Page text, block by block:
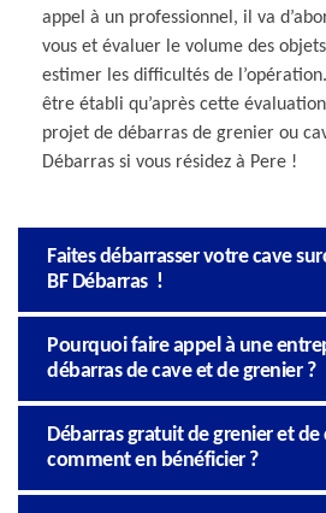
appel à un professionnel, il va
vous et évaluer le volume des
estimer les difficultés de
être établi qu’après cette
projet de débarras de grenier ou
Débarras si vous résidez à Pere !
Faites débarrasser votre cave
BF Débarras !
Pourquoi faire appel à une
débarras de cave et de grenier ?
Débarras gratuit de grenier et de
comment en bénéficier ?